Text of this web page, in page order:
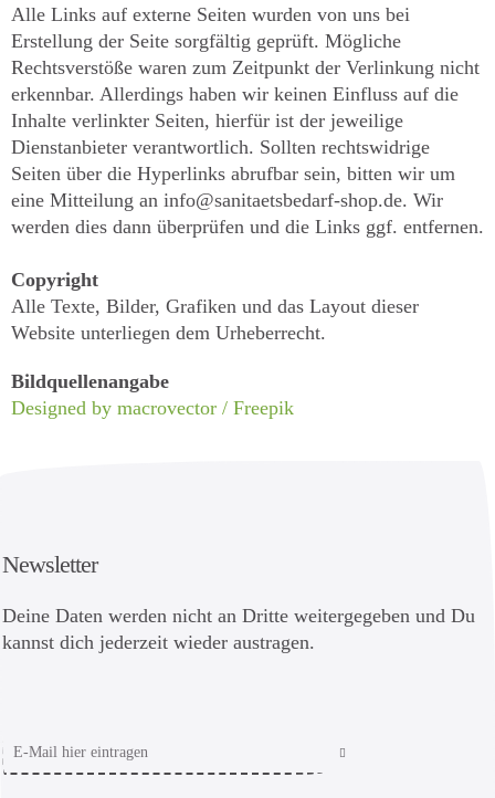
Alle Links auf externe Seiten wurden von uns bei
Erstellung der Seite sorgfältig geprüft. Mögliche
Rechtsverstöße waren zum Zeitpunkt der Verlinkung nicht
erkennbar. Allerdings haben wir keinen Einfluss auf die
Inhalte verlinkter Seiten, hierfür ist der jeweilige
Dienstanbieter verantwortlich. Sollten rechtswidrige
Seiten über die Hyperlinks abrufbar sein, bitten wir um
eine Mitteilung an info@sanitaetsbedarf-shop.de. Wir
werden dies dann überprüfen und die Links ggf. entfernen.
Copyright
Alle Texte, Bilder, Grafiken und das Layout dieser
Website unterliegen dem Urheberrecht.
Bildquellenangabe
Designed by macrovector / Freepik
Newsletter
Deine Daten werden nicht an Dritte weitergegeben und Du
kannst dich jederzeit wieder austragen.